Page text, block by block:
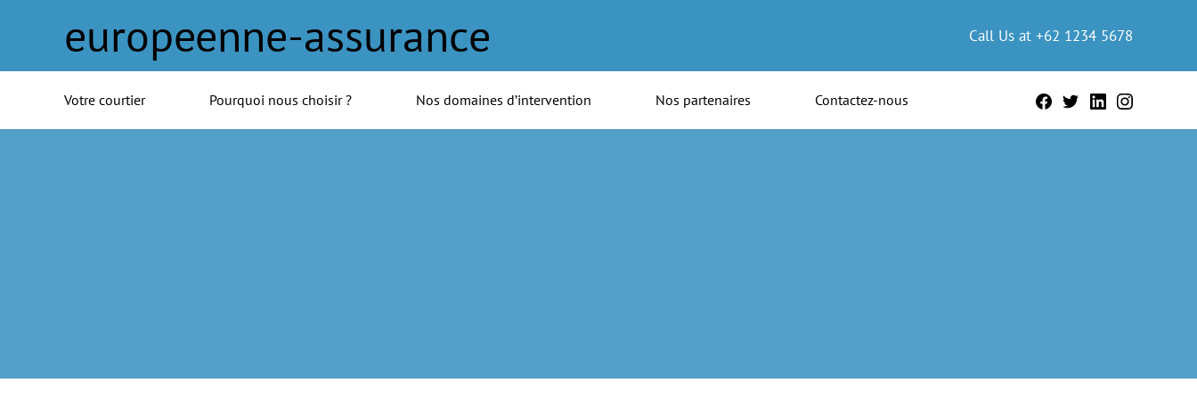
europeenne-assurance Call Us at +62 1234 5678
Votre courtier Pourquoi nous choisir ? Nos domaines d’intervention Nos partenaires Contactez-nous